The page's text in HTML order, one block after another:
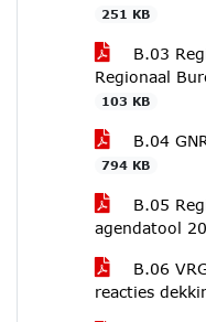
251 KB
B.03
Regionaal
103 KB
B.04
794 KB
B.05
agendatool
B.06
reacties